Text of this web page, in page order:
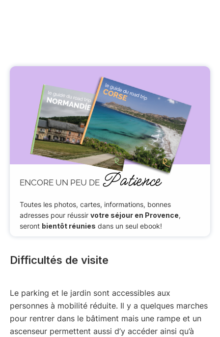
ENCORE UN PEU DE Patience
Toutes les photos, cartes, informations, bonnes
adresses pour réussir votre séjour en Provence,
seront bientôt réunies dans un seul ebook!
Difficultés de visite
Le parking et le jardin sont accessibles aux
personnes à mobilité réduite. Il y a quelques marches
pour rentrer dans le bâtiment mais une rampe et un
ascenseur permettent aussi d’y accéder ainsi qu’à